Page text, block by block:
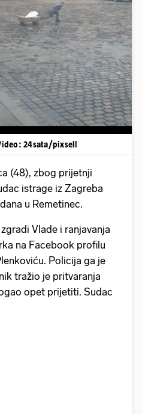
videa...
24sata/pixsell
(48), zbog prijetnji
istrage iz Zagreba
u Remetinec.
Vlade i ranjavanja
na Facebook profilu
Policija ga je
tražio je pritvaranja
opet prijetiti. Sudac